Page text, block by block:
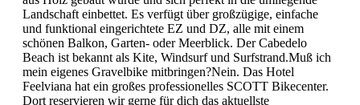
Landschaft einbettet. Es verfügt über großzügige, einfache
und funktional eingerichtete EZ und DZ, alle mit einem
schönen Balkon, Garten- oder Meerblick. Der Cabedelo
Beach ist bekannt als Kite, Windsurf und Surfstrand.Muß ich
mein eigenes Gravelbike mitbringen?Nein. Das Hotel
Feelviana hat ein großes professionelles SCOTT Bikecenter.
Dort reservieren wir gerne für dich das aktuellste